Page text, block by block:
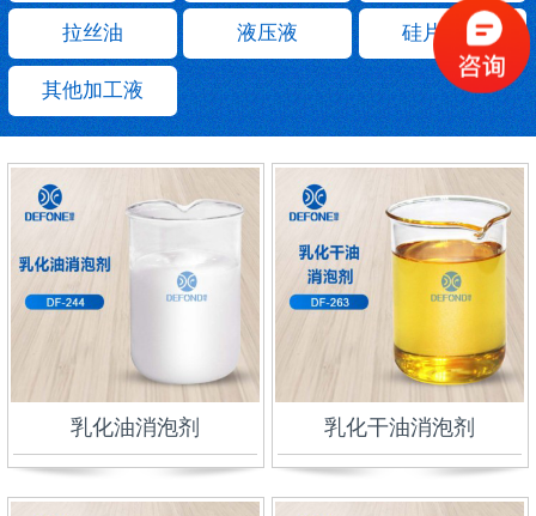
拉丝油 液压液 硅片切割
其他加工液
乳化油消泡剂 乳化干油消泡剂